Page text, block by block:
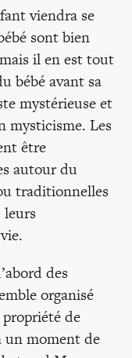
viendra se
sont bien
il en est tout
bébé avant sa
mystérieuse et
mysticisme. Les
être
autour du
traditionnelles
des
organisé
propriété de
un moment de